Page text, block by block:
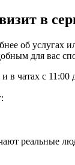
в
об услугах
для вас
в чатах с 11:00
реальные